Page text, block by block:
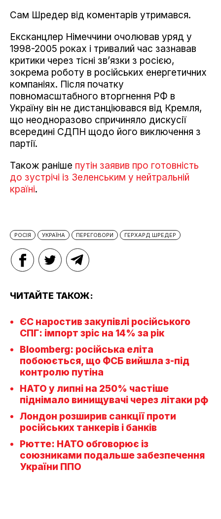
Сам Шредер від коментарів утримався.
Ексканцлер Німеччини очолював уряд у
1998-2005 роках і тривалий час зазнавав
критики через тісні зв’язки з росією,
зокрема роботу в російських енергетичних
компаніях. Після початку
повномасштабного вторгнення РФ в
Україну він не дистанціювався від Кремля,
що неодноразово спричиняло дискусії
всередині СДПН щодо його виключення з
партії.
Також раніше путін заявив про готовність
до зустрічі із Зеленським у нейтральній
країні.
РОСІЯ УКРАЇНА ПЕРЕГОВОРИ ГЕРХАРД ШРЕДЕР
ЧИТАЙТЕ ТАКОЖ:
ЄС наростив закупівлі російського
СПГ: імпорт зріс на 14% за рік
Bloomberg: російська еліта
побоюється, що ФСБ вийшла з-під
контролю путіна
НАТО у липні на 250% частіше
піднімало винищувачі через літаки рф
Лондон розширив санкції проти
російських танкерів і банків
Рютте: НАТО обговорює із
союзниками подальше забезпечення
України ППО